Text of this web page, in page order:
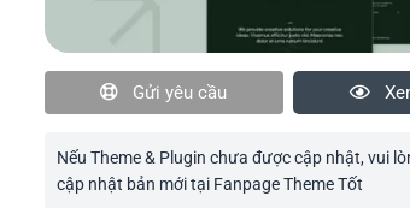
Gửi yêu cầu
Nếu Theme & Plugin chưa được cập nhật, vui
cập nhật bản mới tại Fanpage Theme Tốt